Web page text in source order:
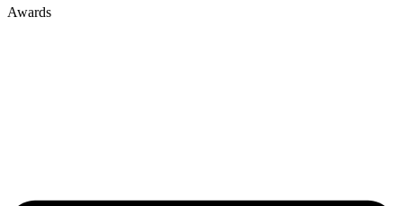
Awards